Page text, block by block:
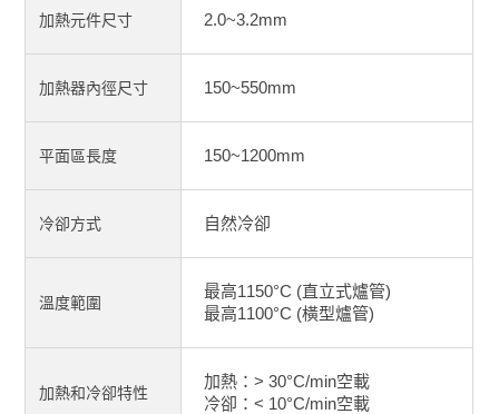
加熱元件尺寸 2.0~3.2mm
加熱器內徑尺寸 150~550mm
平面區長度 150~1200mm
冷卻方式 自然冷卻
溫度範圍
最高1150°C (直立式爐管)
最高1100°C (橫型爐管)
加熱和冷卻特性
加熱：> 30°C/min空載
冷卻：< 10°C/min空載